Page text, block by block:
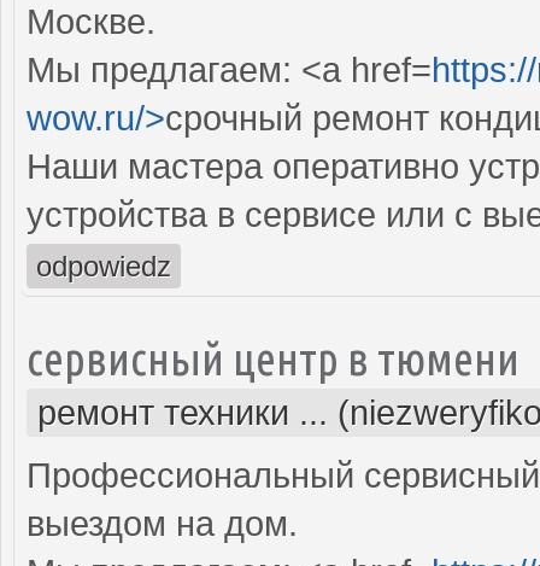
Москве.
Мы предлагаем: <a href=
wow.ru/>срочный ремонт
Наши мастера оперативно
устройства в сервисе или с
odpowiedz
сервисный центр в тюмени
ремонт техники ...
Профессиональный
выездом на дом.